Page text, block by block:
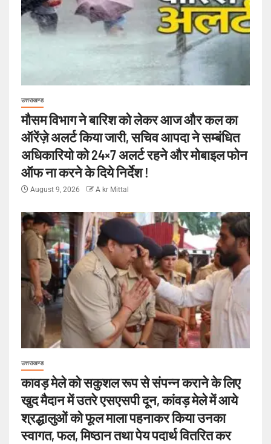
उत्तराखण्ड
मौसम विभाग ने बारिश को लेकर आज और कल का
ऑरेंज़े अलर्ट किया जारी, सचिव आपदा ने सम्बंधित
अधिकारियो को 24×7 अलर्ट रहने और मोबाइल फोन
ऑफ ना करने के दिये निर्देश !
August 9, 2026 A kr Mittal
उत्तराखण्ड
कावड़ मेले को सकुशल रूप से संपन्न कराने के लिए
खुद मैदान में उतरे एसएसपी दून, कांवड़ मेले में आये
श्रद्धालुओं को फूल माला पहनाकर किया उनका
स्वागत, फल, मिष्ठान तथा पेय पदार्थ वितरित कर